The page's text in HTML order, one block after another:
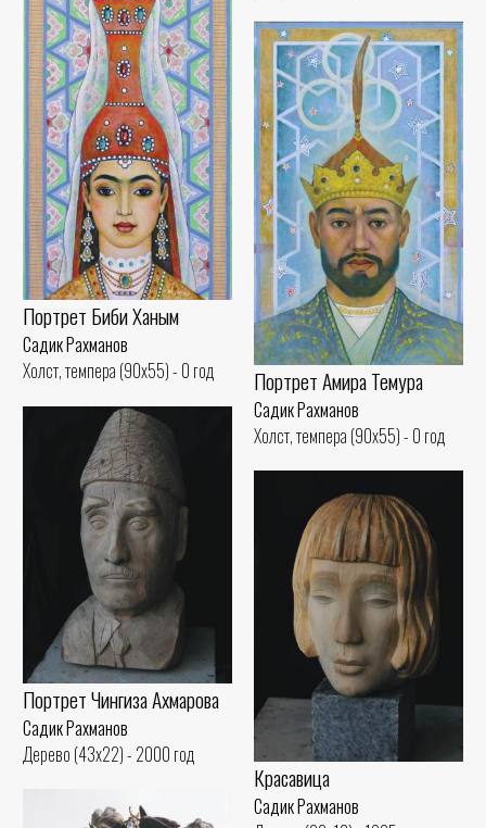
Портрет Биби Ханым
Садик Рахманов
Холст, темпера (90x55) - 0 год
Портрет Амира Темура
Садик Рахманов
Холст, темпера (90x55) - 0 год
Портрет Чингиза Ахмарова
Садик Рахманов
Дерево (43x22) - 2000 год
Красавица
Садик Рахманов